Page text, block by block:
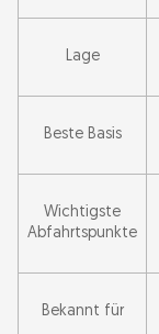
Lage
Beste Basis
Wichtigste
Abfahrtspunkte
Bekannt für